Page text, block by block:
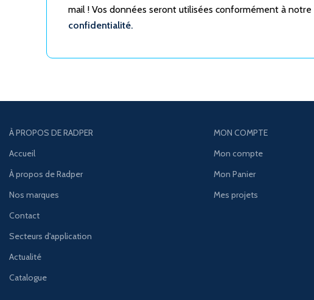
mail ! Vos données seront utilisées conformément à notre
confidentialité.
À PROPOS DE RADPER
Accueil
À propos de Radper
Nos marques
Contact
Secteurs d'application
Actualité
Catalogue
MON COMPTE
Mon compte
Mon Panier
Mes projets